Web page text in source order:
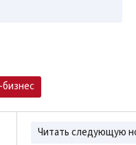
Читать следующую